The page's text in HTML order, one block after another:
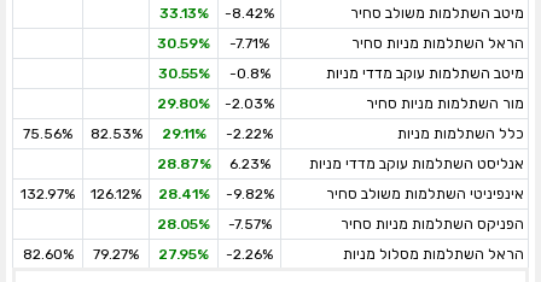
מיטב השתלמות משולב סחיר
-8.42%
33.13%
הראל השתלמות מניות סחיר
-7.71%
30.59%
מיטב השתלמות עוקב מדדי מניות
-0.8%
30.55%
מור השתלמות מניות סחיר
-2.03%
29.80%
כלל השתלמות מניות
-2.22%
29.11%
82.53%
75.56%
אנליסט השתלמות עוקב מדדי מניות
6.23%
28.87%
אינפיניטי השתלמות משולב סחיר
-9.82%
28.41%
126.12%
132.97%
הפניקס השתלמות מניות סחיר
-7.57%
28.05%
הראל השתלמות מסלול מניות
-2.26%
27.95%
79.27%
82.60%